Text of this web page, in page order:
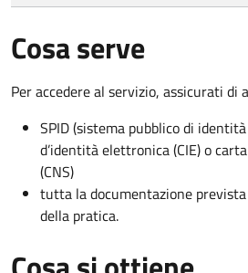
Cosa serve
Per accedere al servizio, assicurati di
SPID (sistema pubblico di
d’identità elettronica (CIE) o
(CNS)
tutta la documentazione
della pratica.